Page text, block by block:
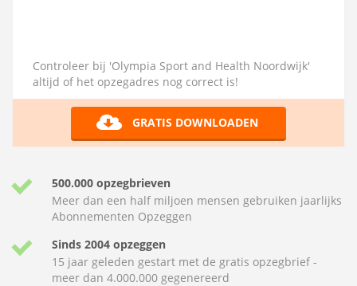
Controleer bij 'Olympia Sport and Health Noordwijk'
altijd of het opzegadres nog correct is!
GRATIS DOWNLOADEN
500.000 opzegbrieven
Meer dan een half miljoen mensen gebruiken jaarlijks
Abonnementen Opzeggen
Sinds 2004 opzeggen
15 jaar geleden gestart met de gratis opzegbrief -
meer dan 4.000.000 gegenereerd